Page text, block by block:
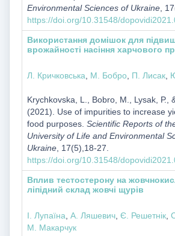
Environmental Sciences of Ukraine,
https://doi.org/10.31548/
Використання домішок для
врожайності насіння харчового
Л. Кричковська М. Бобро, П. Лисак,
Krychkovska, L., Bobro, M., Lysak, Р.,
(2021). Use of impurities to increase
food purposes. Scientific Reports of
University of Life and Environmental
Ukraine, 17(5),18-27.
https://doi.org/10.31548/
Вплив тестостерону на
ліпідний склад жовчі щурів
І. Лупаїна А. Ляшевич, Є. Решетнік,
М. Макарчук